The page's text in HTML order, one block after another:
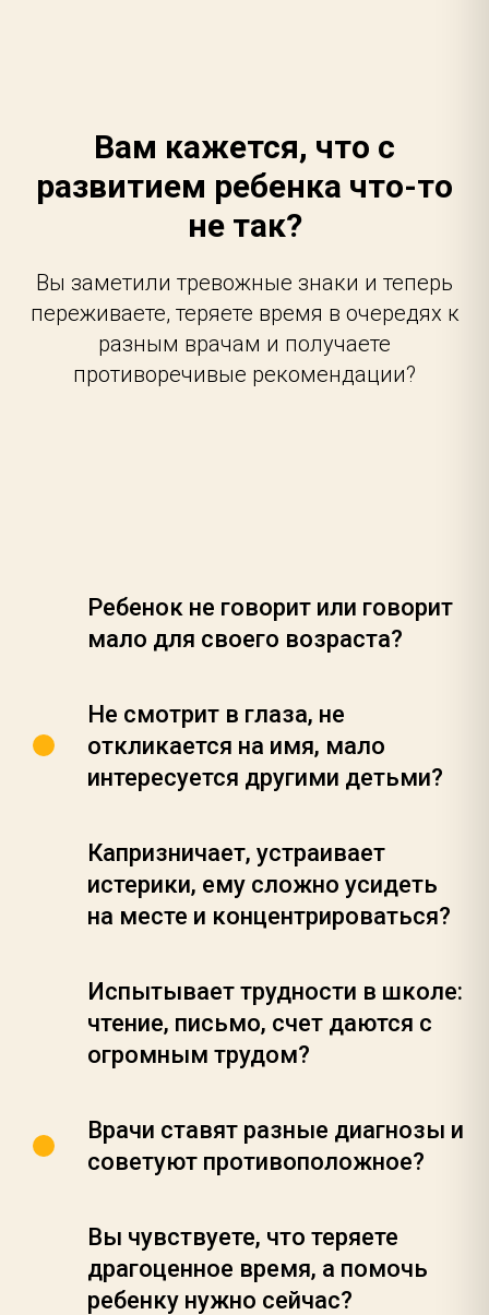
Вам кажется, что с
развитием ребенка что-то
не так?
Вы заметили тревожные знаки и теперь
переживаете, теряете время в очередях к
разным врачам и получаете
противоречивые рекомендации?
Ребенок не говорит или говорит
мало для своего возраста?
Не смотрит в глаза, не
откликается на имя, мало
интересуется другими детьми?
Капризничает, устраивает
истерики, ему сложно усидеть
на месте и концентрироваться?
Испытывает трудности в школе:
чтение, письмо, счет даются с
огромным трудом?
Врачи ставят разные диагнозы и
советуют противоположное?
Вы чувствуете, что теряете
драгоценное время, а помочь
ребенку нужно сейчас?